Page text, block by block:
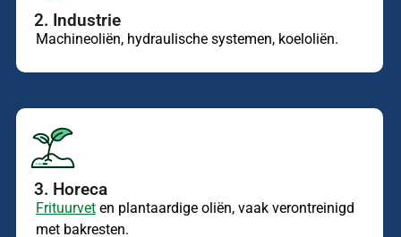
2. Industrie
Machineoliën, hydraulische systemen, koeloliën.
3. Horeca
Frituurvet en plantaardige oliën, vaak verontreinigd
met bakresten.